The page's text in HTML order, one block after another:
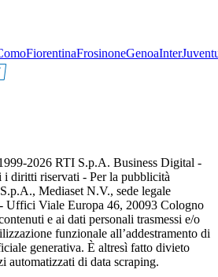
FiorentinaFrosinoneGenoaInter
2026 RTI S.p.A. Business Digital -
i diritti riservati - Per la pubblicità
Mediaset N.V., sede legale
Uffici Viale Europa 46, 20093 Cologno
e ai dati personali trasmessi e/o
funzionale all’addestramento di
generativa. È altresì fatto divieto
automatizzati di data scraping.